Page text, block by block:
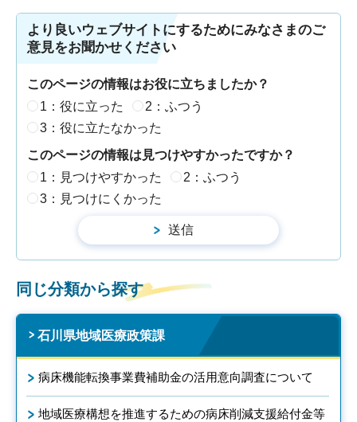
より良いウェブサイトにするためにみなさまのご
意見をお聞かせください
このページの情報はお役に立ちましたか？
1：役に立った
2：ふつう
3：役に立たなかった
このページの情報は見つけやすかったですか？
1：見つけやすかった
2：ふつう
3：見つけにくかった
同じ分類から探す
石川県地域医療政策課
病床機能転換事業費補助金の活用意向調査について
地域医療構想を推進するための病床削減支援給付金等